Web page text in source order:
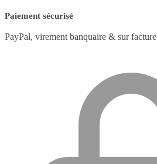
Paiement sécurisé
PayPal, virement banquaire & sur facture